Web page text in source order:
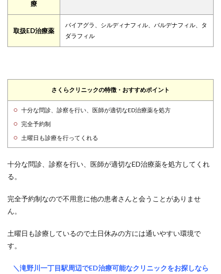
療
取扱ED治療薬
バイアグラ、シルディナフィル、バルデナフィル、タ
ダラフィル
さくらクリニックの特徴・おすすめポイント
十分な問診、診察を行い、医師が適切なED治療薬を処方
完全予約制
土曜日も診療を行ってくれる
十分な問診、診察を行い、医師が適切なED治療薬を処方してくれ
る。
完全予約制なので不用意に他の患者さんと会うことがありませ
ん。
土曜日も診療しているので土日休みの方には通いやすい環境で
す。
＼滝野川一丁目駅周辺でED治療可能なクリニックをお探しなら